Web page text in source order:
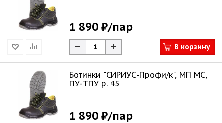
1 890 ₽/пар
В корзину
Ботинки "СИРИУС-Профи/к", МП МС,
ПУ-ТПУ р. 45
1 890 ₽/пар